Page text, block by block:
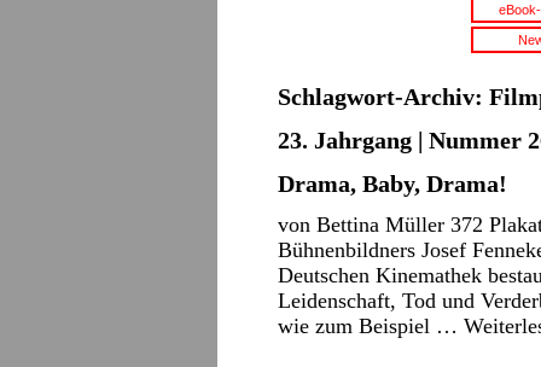
Schlagwort-Archiv:
23. Jahrgang | Nummer
Drama, Baby, Drama!
von Bettina Müller 372
Bühnenbildners Josef
Deutschen Kinemathek
Leidenschaft, Tod und
wie zum Beispiel …